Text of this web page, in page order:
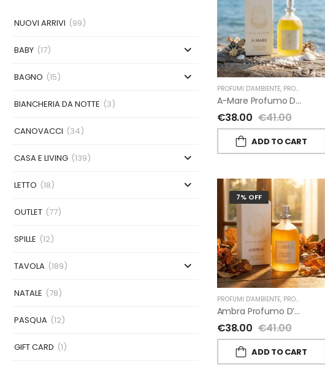
NUOVI ARRIVI (99)
BABY (17)
BAGNO (15)
BIANCHERIA DA NOTTE (3)
CANOVACCI (34)
CASA E LIVING (139)
LETTO (18)
OUTLET (77)
SPILLE (12)
TAVOLA (189)
NATALE (78)
PASQUA (12)
GIFT CARD (1)
PROFUMI D'AMBIENTE, PROFUMI D'AMBIENTE FIORIRA' UN GIARDINO
A-Mare Profumo D’ambiente Di Fiorirà Un Giardino
€38.00 €41.00
ADD TO CART
7% OFF
PROFUMI D'AMBIENTE, PROFUMI D'AMBIENTE FIORIRA' UN GIARDINO
Ambra Profumo D’ambiente Di Fiorirà Un Giardino
€38.00 €41.00
ADD TO CART